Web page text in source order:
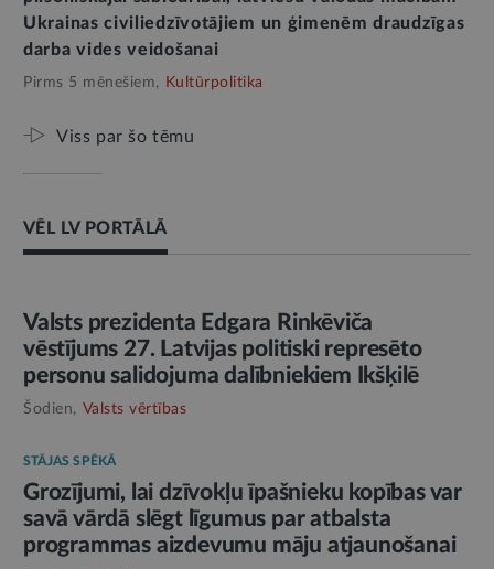
Ukrainas civiliedzīvotājiem un ģimenēm draudzīgas
darba vides veidošanai
Pirms 5 mēnešiem, Kultūrpolitika
Viss par šo tēmu
VĒL LV PORTĀLĀ
AMATPERSONAS RUNA
Valsts prezidenta Edgara Rinkēviča
vēstījums 27. Latvijas politiski represēto
personu salidojuma dalībniekiem Ikšķilē
Šodien, Valsts vērtības
STĀJAS SPĒKĀ
Grozījumi, lai dzīvokļu īpašnieku kopības var
savā vārdā slēgt līgumus par atbalsta
programmas aizdevumu māju atjaunošanai